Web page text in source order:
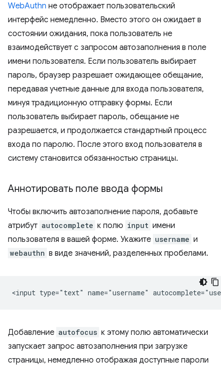
WebAuthn не отображает пользовательский
интерфейс немедленно. Вместо этого он ожидает в
состоянии ожидания, пока пользователь не
взаимодействует с запросом автозаполнения в поле
имени пользователя. Если пользователь выбирает
пароль, браузер разрешает ожидающее обещание,
передавая учетные данные для входа пользователя,
минуя традиционную отправку формы. Если
пользователь выбирает пароль, обещание не
разрешается, и продолжается стандартный процесс
входа по паролю. После этого вход пользователя в
систему становится обязанностью страницы.
Аннотировать поле ввода формы
Чтобы включить автозаполнение пароля, добавьте
атрибут autocomplete к полю input имени
пользователя в вашей форме. Укажите username и
webauthn в виде значений, разделенных пробелами.
Добавление autofocus к этому полю автоматически
запускает запрос автозаполнения при загрузке
страницы, немедленно отображая доступные пароли